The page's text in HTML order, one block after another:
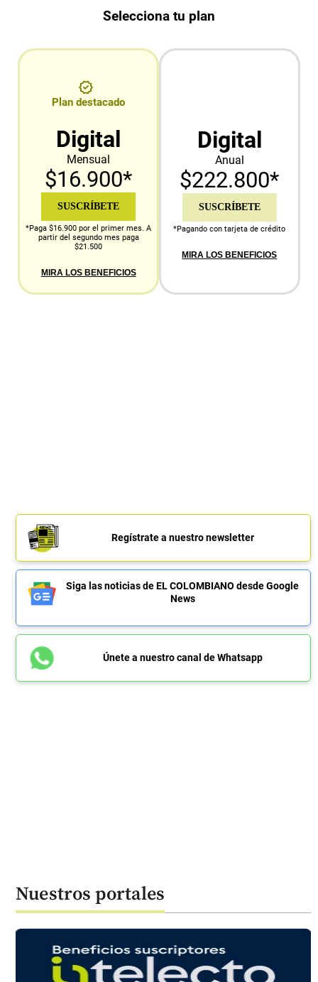
Selecciona tu plan
Plan destacado
Digital
Mensual
$16.900*
SUSCRÍBETE
*Paga $16.900 por el primer mes. A
partir del segundo mes paga
$21.500
MIRA LOS BENEFICIOS
Digital
Anual
$222.800*
SUSCRÍBETE
*Pagando con tarjeta de crédito
MIRA LOS BENEFICIOS
Regístrate a nuestro newsletter
Siga las noticias de EL COLOMBIANO desde Google
News
Únete a nuestro canal de Whatsapp
Nuestros portales